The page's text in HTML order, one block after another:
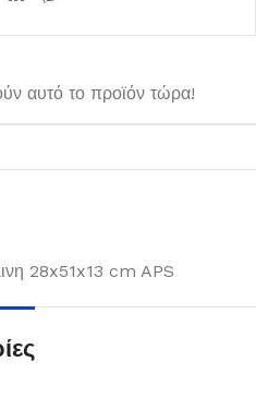
αυτό το προϊόν τώρα!
28x51x13 cm APS